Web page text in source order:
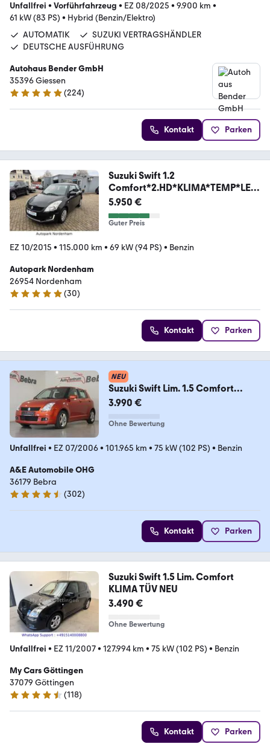
Unfallfrei • Vorführfahrzeug • EZ 08/2025 • 9.900 km •
61 kW (83 PS) • Hybrid (Benzin/Elektro)
AUTOMATIK
SUZUKI VERTRAGSHÄNDLER
DEUTSCHE AUSFÜHRUNG
Autohaus Bender GmbH
35396 Giessen
4.9 Sterne
(224)
Kontakt Parken
Suzuki Swift 1.2
Comfort*2.HD*KLIMA*TEMP*LED
*5.27*EU6
5.950 €
Guter Preis
EZ 10/2015 • 115.000 km • 69 kW (94 PS) • Benzin
Autopark Nordenham
26954 Nordenham
4.9 Sterne
(30)
Kontakt Parken
NEU
Suzuki Swift Lim. 1.5 Comfort
Klima/PDC/MFL/5-28/SHZ
3.990 €
Ohne Bewertung
Unfallfrei • EZ 07/2006• 101.965 km • 75 kW (102 PS) • Benzin
A&E Automobile OHG
36179 Bebra
4.4 Sterne
(302)
Kontakt Parken
Suzuki Swift 1.5 Lim. Comfort
KLIMA TÜV NEU
3.490 €
Ohne Bewertung
Unfallfrei • EZ 11/2007• 127.994 km • 75 kW (102 PS) • Benzin
My Cars Göttingen
37079 Göttingen
4.4 Sterne
(118)
Kontakt Parken